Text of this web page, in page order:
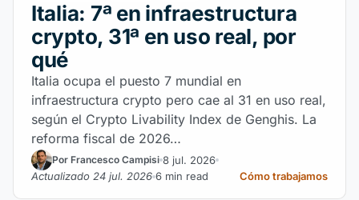
Italia: 7ª en infraestructura
crypto, 31ª en uso real, por
qué
Italia ocupa el puesto 7 mundial en
infraestructura crypto pero cae al 31 en uso real,
según el Crypto Livability Index de Genghis. La
reforma fiscal de 2026…
Por Francesco Campisi 8 jul. 2026
Actualizado 24 jul. 2026 6 min read Cómo trabajamos